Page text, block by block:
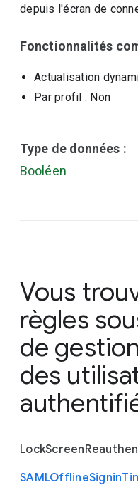
depuis l'écran de
Fonctionnalités
Actualisation
Par profil : Non
Type de données :
Booléen
Vous
règles
de
des
LockScreen
SAMLOfflineSignin